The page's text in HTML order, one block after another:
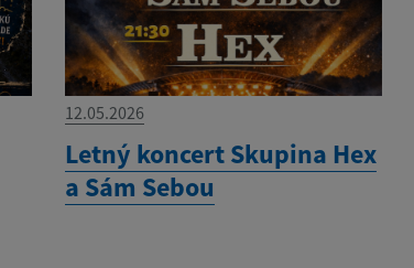
12.05.2026
Letný koncert Skupina Hex
a Sám Sebou